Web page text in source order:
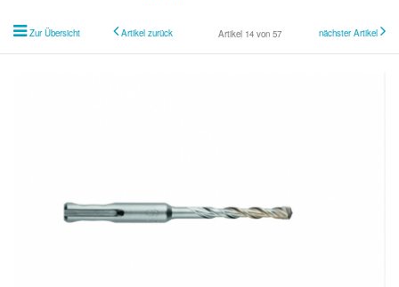
Zur Übersicht Artikel zurück Artikel 14 von 57 nächster Artikel